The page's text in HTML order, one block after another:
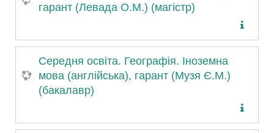
гарант (Левада О.М.) (магістр)
Середня освіта. Географія. Іноземна
мова (англійська), гарант (Музя Є.М.)
(бакалавр)